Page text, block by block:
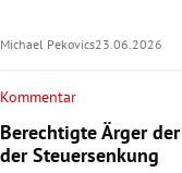
Michael Pekovics23.06.2026
Kommentar
Berechtigte Ärger
der Steuersenkung